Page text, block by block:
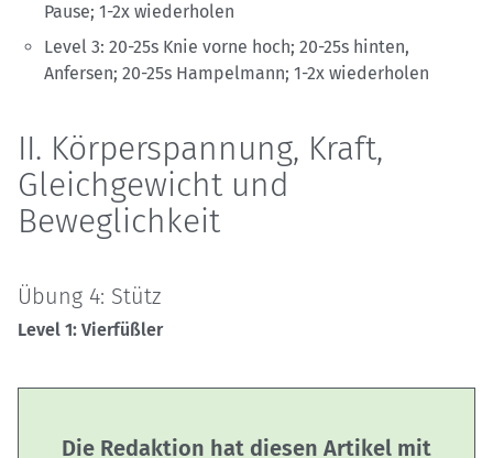
Pause; 1-2x wiederholen
Level 3: 20-25s Knie vorne hoch; 20-25s hinten,
Anfersen; 20-25s Hampelmann; 1-2x wiederholen
II. Körperspannung, Kraft,
Gleichgewicht und
Beweglichkeit
Übung 4: Stütz
Level 1: Vierfüßler
Die Redaktion hat diesen Artikel mit